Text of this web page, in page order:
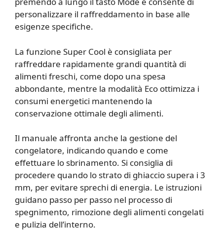
personalizzare il raffreddamento in base alle
esigenze specifiche.
La funzione Super Cool è consigliata per
raffreddare rapidamente grandi quantità di
alimenti freschi, come dopo una spesa
abbondante, mentre la modalità Eco ottimizza i
consumi energetici mantenendo la
conservazione ottimale degli alimenti.
Il manuale affronta anche la gestione del
congelatore, indicando quando e come
effettuare lo sbrinamento. Si consiglia di
procedere quando lo strato di ghiaccio supera i 3
mm, per evitare sprechi di energia. Le istruzioni
guidano passo per passo nel processo di
spegnimento, rimozione degli alimenti congelati
e pulizia dell’interno.